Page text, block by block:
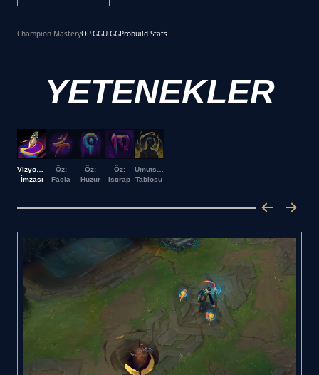
Champion MasteryOP.GGU.GGProbuild Stats
YETENEKLER
Vizyonerin
İmzası
Öz:
Facia
Öz:
Huzur
Öz:
Istırap
Umutsuzluğun
Tablosu